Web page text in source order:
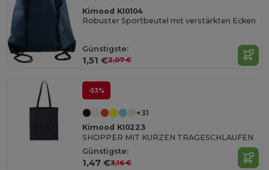
Kimood KI0104
Robuster Sportbeutel mit verstärkten Ecken
Günstigste:
1,51 €2,07 €
-53%
+31
Kimood KI0223
SHOPPER MIT KURZEN TRAGESCHLAUFEN
Günstigste:
1,47 €3,16 €